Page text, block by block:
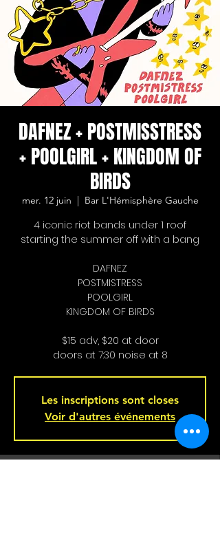
DAFNEZ + POSTMISSTRESS
+ POOLGIRL + KINGDOM OF
BIRDS
mer. 12 juin Bar L'Hémisphère Gauche
4 iconic riot bands under 1 roof
starting the summer off with a bang
DAFNEZ
POSTMISTRESS
POOLGIRL
KINGDOM OF BIRDS
$15 adv, $20 at door
doors at 7:30 noise at 8
Les inscriptions sont closes
Voir d'autres événements